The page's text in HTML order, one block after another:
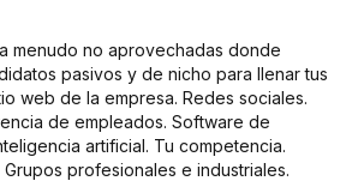
menudo no aprovechadas donde
pasivos y de nicho para llenar tus
web de la empresa. Redes sociales.
de empleados. Software de
artificial. Tu competencia.
Grupos profesionales e industriales.